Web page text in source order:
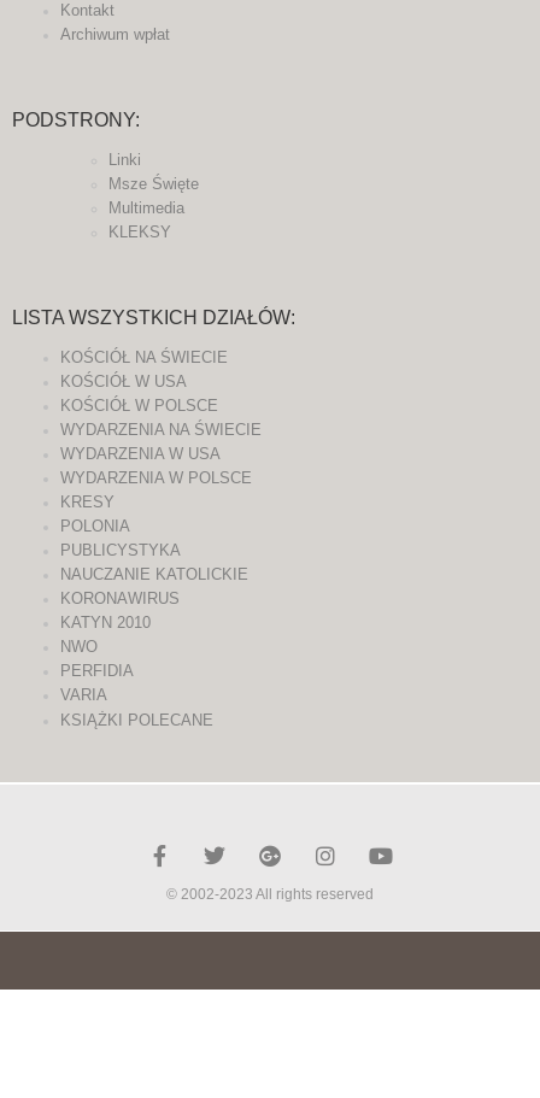
Kontakt
Archiwum wpłat
PODSTRONY:
Linki
Msze Święte
Multimedia
KLEKSY
LISTA WSZYSTKICH DZIAŁÓW:
KOŚCIÓŁ NA ŚWIECIE
KOŚCIÓŁ W USA
KOŚCIÓŁ W POLSCE
WYDARZENIA NA ŚWIECIE
WYDARZENIA W USA
WYDARZENIA W POLSCE
KRESY
POLONIA
PUBLICYSTYKA
NAUCZANIE KATOLICKIE
KORONAWIRUS
KATYN 2010
NWO
PERFIDIA
VARIA
KSIĄŻKI POLECANE
© 2002-2023 All rights reserved